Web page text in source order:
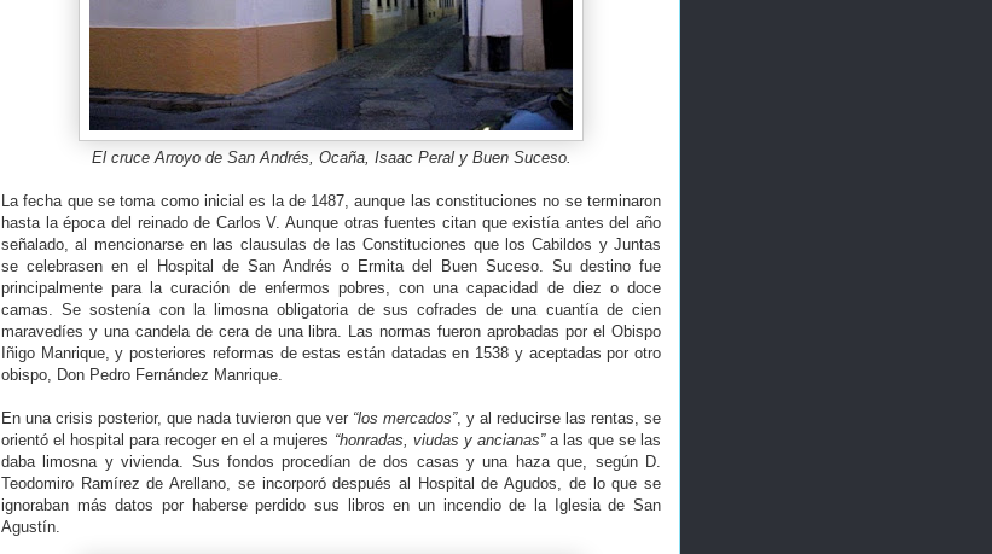
El cruce Arroyo de San Andrés, Ocaña, Isaac Peral y Buen Suceso.
La fecha que se toma como inicial es la de 1487, aunque las constituciones no se terminaron
hasta la época del reinado de Carlos V. Aunque otras fuentes citan que existía antes del año
señalado, al mencionarse en las clausulas de las Constituciones que los Cabildos y Juntas
se celebrasen en el Hospital de San Andrés o Ermita del Buen Suceso. Su destino fue
principalmente para la curación de enfermos pobres, con una capacidad de diez o doce
camas. Se sostenía con la limosna obligatoria de sus cofrades de una cuantía de cien
maravedíes y una candela de cera de una libra. Las normas fueron aprobadas por el Obispo
Iñigo Manrique, y posteriores reformas de estas están datadas en 1538 y aceptadas por otro
obispo, Don Pedro Fernández Manrique.
En una crisis posterior, que nada tuvieron que ver “los mercados”, y al reducirse las rentas, se
orientó el hospital para recoger en el a mujeres “honradas, viudas y ancianas”a las que se las
daba limosna y vivienda. Sus fondos procedían de dos casas y una haza que, según D.
Teodomiro Ramírez de Arellano, se incorporó después al Hospital de Agudos, de lo que se
ignoraban más datos por haberse perdido sus libros en un incendio de la Iglesia de San
Agustín.